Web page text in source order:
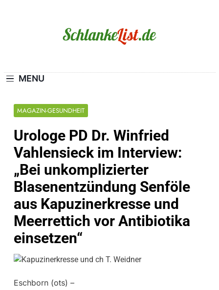
MENU
MAGAZIN-GESUNDHEIT
Urologe PD Dr. Winfried
Vahlensieck im Interview:
„Bei unkomplizierter
Blasenentzündung Senföle
aus Kapuzinerkresse und
Meerrettich vor Antibiotika
einsetzen“
Eschborn (ots) –